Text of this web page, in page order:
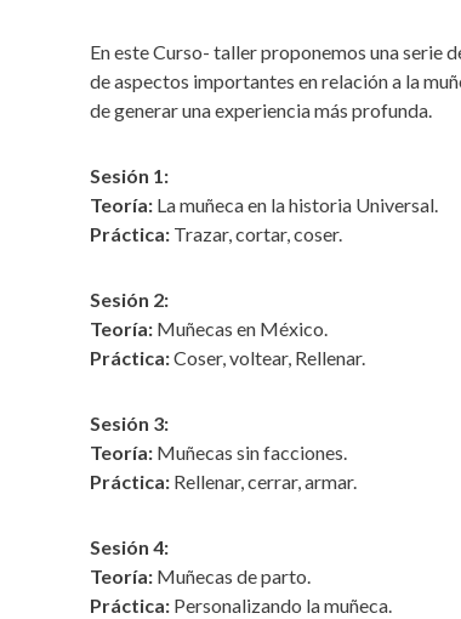
En este Curso- taller proponemos una serie
de aspectos importantes en relación a la
de generar una experiencia más profunda.
Sesión 1:
Teoría: La muñeca en la historia Universal.
Práctica: Trazar, cortar, coser.
Sesión 2:
Teoría: Muñecas en México.
Práctica:Coser, voltear, Rellenar.
Sesión 3:
Teoría: Muñecas sin facciones.
Práctica: Rellenar, cerrar, armar.
Sesión 4:
Teoría: Muñecas de parto.
Práctica: Personalizando la muñeca.